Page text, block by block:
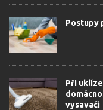
Postupy
Při
vysavači